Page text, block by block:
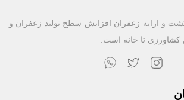
و ارایه زعفران افزایش سطح تولید زعفران و
تا خانه است.